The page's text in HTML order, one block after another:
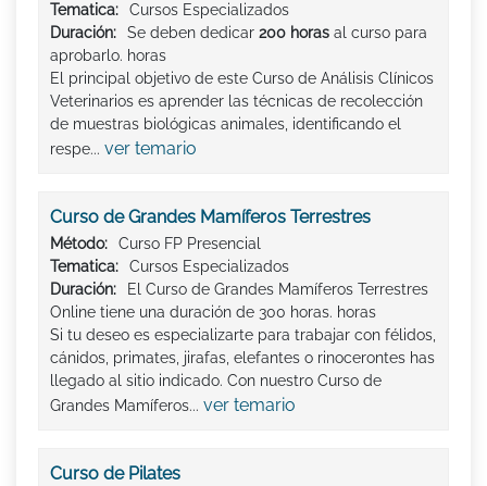
Tematica:
Cursos Especializados
Duración:
Se deben dedicar 200 horas al curso para
aprobarlo. horas
El principal objetivo de este Curso de Análisis Clínicos
Veterinarios es aprender las técnicas de recolección
de muestras biológicas animales, identificando el
respe... ver temario
Curso de Grandes Mamíferos Terrestres
Método:
Curso FP Presencial
Tematica:
Cursos Especializados
Duración:
El Curso de Grandes Mamíferos Terrestres
Online tiene una duración de 300 horas. horas
Si tu deseo es especializarte para trabajar con félidos,
cánidos, primates, jirafas, elefantes o rinocerontes has
llegado al sitio indicado. Con nuestro Curso de
Grandes Mamíferos... ver temario
Curso de Pilates